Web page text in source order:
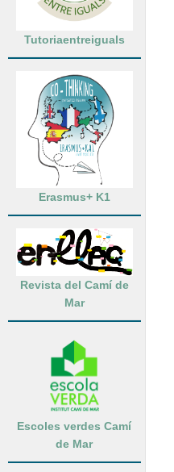
Tutoriaentreiguals
Erasmus+ K1
Revista del Camí de
Mar
Escoles verdes Camí
de Mar